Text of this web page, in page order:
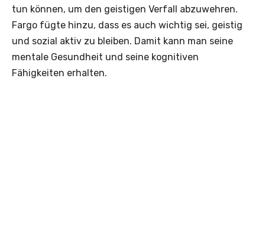
tun können, um den geistigen Verfall abzuwehren.
Fargo fügte hinzu, dass es auch wichtig sei, geistig
und sozial aktiv zu bleiben. Damit kann man seine
mentale Gesundheit und seine kognitiven
Fähigkeiten erhalten.